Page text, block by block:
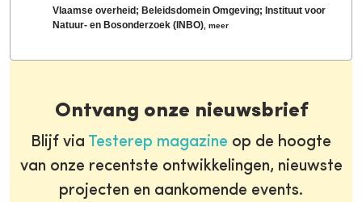
Vlaamse overheid; Beleidsdomein Omgeving; Instituut voor
Natuur- en Bosonderzoek (INBO) ,meer
Ontvang onze nieuwsbrief
Blijf via Testerep magazine op de hoogte
van onze recentste ontwikkelingen, nieuwste
projecten en aankomende events.